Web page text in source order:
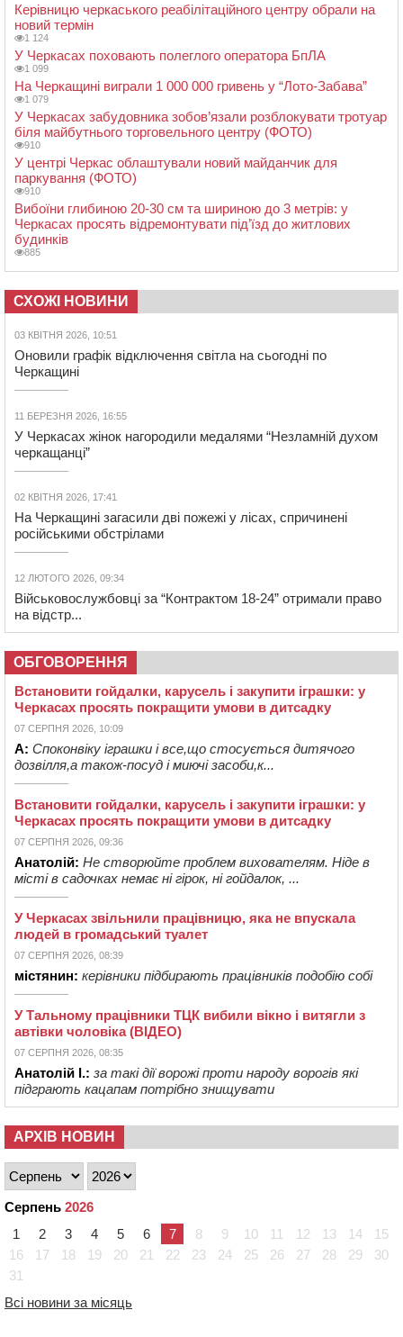
Керівницю черкаського реабілітаційного центру обрали на
новий термін
1 124
У Черкасах поховають полеглого оператора БпЛА
1 099
На Черкащині виграли 1 000 000 гривень у “Лото-Забава”
1 079
У Черкасах забудовника зобов’язали розблокувати тротуар
біля майбутнього торговельного центру (ФОТО)
910
У центрі Черкас облаштували новий майданчик для
паркування (ФОТО)
910
Вибоїни глибиною 20-30 см та шириною до 3 метрів: у
Черкасах просять відремонтувати під’їзд до житлових
будинків
885
СХОЖІ НОВИНИ
03 КВІТНЯ 2026, 10:51
Оновили графік відключення світла на сьогодні по
Черкащині
11 БЕРЕЗНЯ 2026, 16:55
У Черкасах жінок нагородили медалями “Незламній духом
черкащанці”
02 КВІТНЯ 2026, 17:41
На Черкащині загасили дві пожежі у лісах, спричинені
російськими обстрілами
12 ЛЮТОГО 2026, 09:34
Військовослужбовці за “Контрактом 18-24” отримали право
на відстр...
ОБГОВОРЕННЯ
Встановити гойдалки, карусель і закупити іграшки: у
Черкасах просять покращити умови в дитсадку
07 СЕРПНЯ 2026, 10:09
А: Споконвіку іграшки і все,що стосується дитячого
дозвілля,а також-посуд і миючі засоби,к...
Встановити гойдалки, карусель і закупити іграшки: у
Черкасах просять покращити умови в дитсадку
07 СЕРПНЯ 2026, 09:36
Анатолій: Не створюйте проблем вихователям. Ніде в
місті в садочках немає ні гірок, ні гойдалок, ...
У Черкасах звільнили працівницю, яка не впускала
людей в громадський туалет
07 СЕРПНЯ 2026, 08:39
містянин: керівники підбирають працівників подобію собі
У Тальному працівники ТЦК вибили вікно і витягли з
автівки чоловіка (ВІДЕО)
07 СЕРПНЯ 2026, 08:35
Анатолій І.: за такі дії ворожі проти народу ворогів які
підграють кацапам потрібно знищувати
АРХІВ НОВИН
Серпень 2026
1
2 3 4 5 6 7 8 9 10 11 12 13 14
15
16
17 18 19 20 21 22 23 24 25 26 27 28 29
30
31
Всі новини за місяць